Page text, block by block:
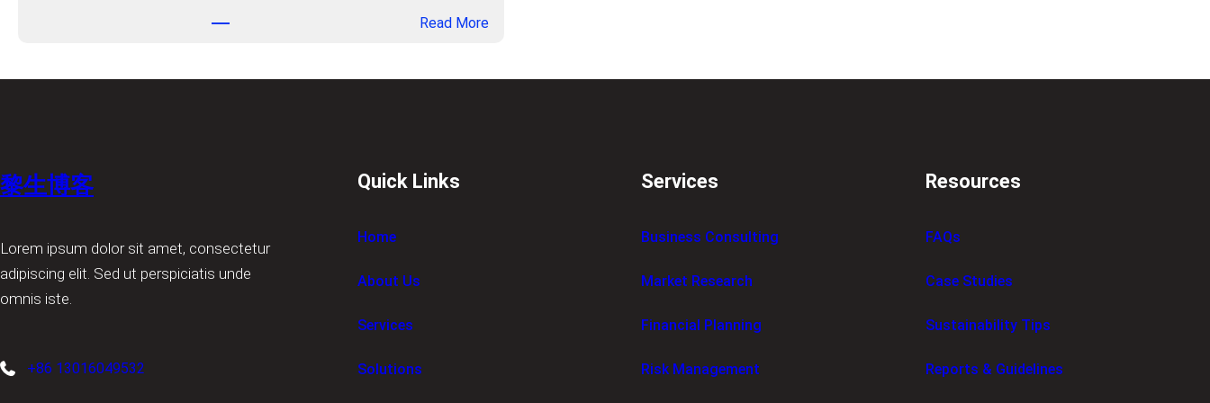
Read More：
黎生博客
Lorem ipsum dolor sit amet, consectetur
adipiscing elit. Sed ut perspiciatis unde
omnis iste.
+86 13016049532
Quick Links
Home
About Us
Services
Solutions
Services
Business Consulting
Market Research
Financial Planning
Risk Management
Resources
FAQs
Case Studies
Sustainability Tips
Reports & Guidelines